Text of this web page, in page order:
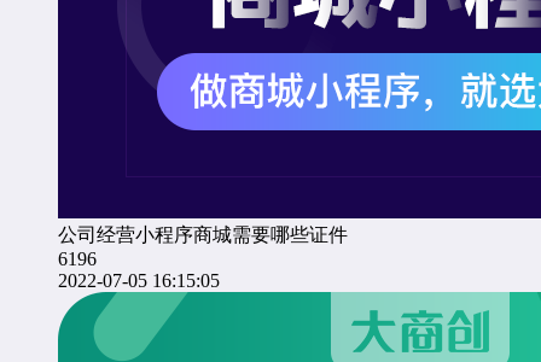
公司经营小程序商城需要哪些证件
6196
2022-07-05 16:15:05